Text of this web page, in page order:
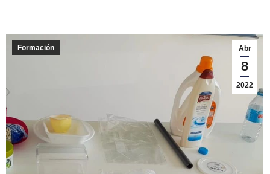
Abr
8
2022
Formación